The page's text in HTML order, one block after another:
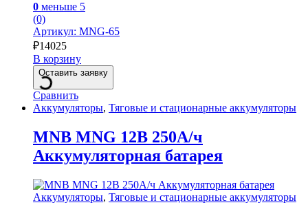
0 меньше 5
(0)
Артикул: MNG-65
₽14025
В корзину
Оставить заявку
Сравнить
Аккумуляторы, Тяговые и стационарные аккумуляторы
MNB MNG 12В 250А/ч
Аккумуляторная батарея
Аккумуляторы, Тяговые и стационарные аккумуляторы